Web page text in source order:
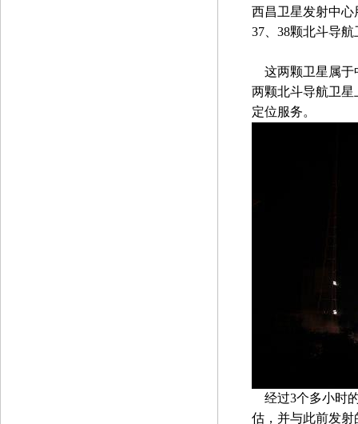
西昌卫星发射中心
37、38颗北斗导航
这两颗卫星属于
两颗北斗导航卫
定位服务。
经过3个多小时
估，并与此前发